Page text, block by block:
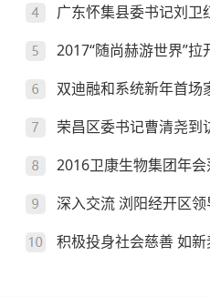
广东怀集县委书记刘卫
2017“随尚赫游世界”拉
双迪融和系统新年首场
荣昌区委书记曹清尧到
2016卫康生物集团年
深入交流 浏阳经开区领
积极投身社会慈善 如新